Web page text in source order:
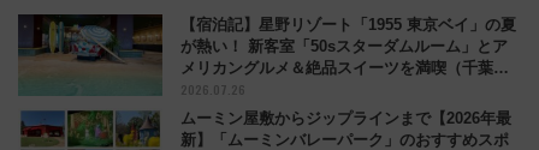
【宿泊記】星野リゾート「1955 東京ベイ」の夏
が熱い！ 新客室「50sスターダムルーム」とア
メリカングルメ＆絶品スイーツを満喫（千葉県
浦安市）
2026.07.26
ムーミン屋敷からジップラインまで【2026年最
新】「ムーミンバレーパーク」のおすすめスポ